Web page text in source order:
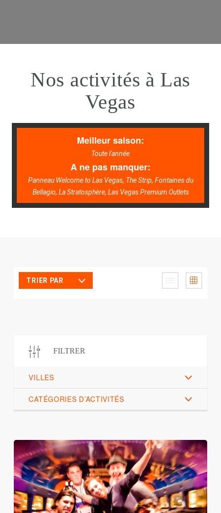
Nos activités à Las
Vegas
Meilleur saison:
Toute l'année
A ne pas manquer:
Panneau Welcome to Las Vegas, The Strip, Fontaines du
Bellagio, La Stratosphère, Las Vegas Premium Outlets
FILTRER
VILLES
CATÉGORIES D’ACTIVITÉS
TRIER PAR